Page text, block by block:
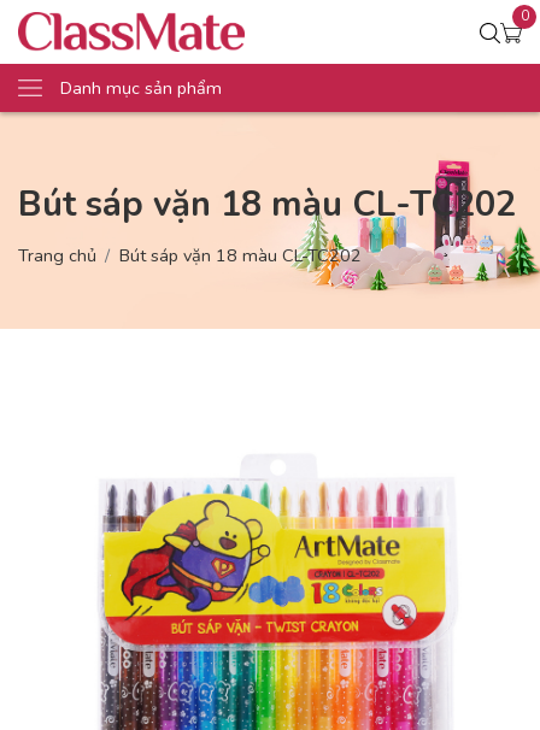
0
Danh mục sản phẩm
Bút sáp vặn 18 màu CL-TC202
Trang chủ Bút sáp vặn 18 màu CL-TC202